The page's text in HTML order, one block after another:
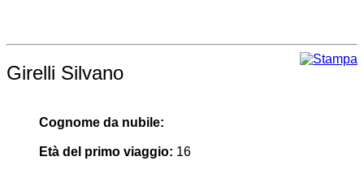
Girelli Silvano
Cognome da nubile:
Età del primo viaggio: 16